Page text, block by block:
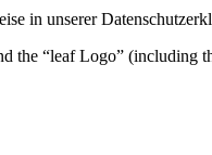
in unserer
Logo” (including the